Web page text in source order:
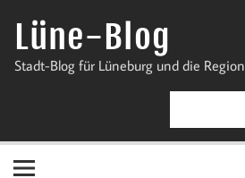
InhaltLüne-Blog
Stadt-Blog für Lüneburg und die Region